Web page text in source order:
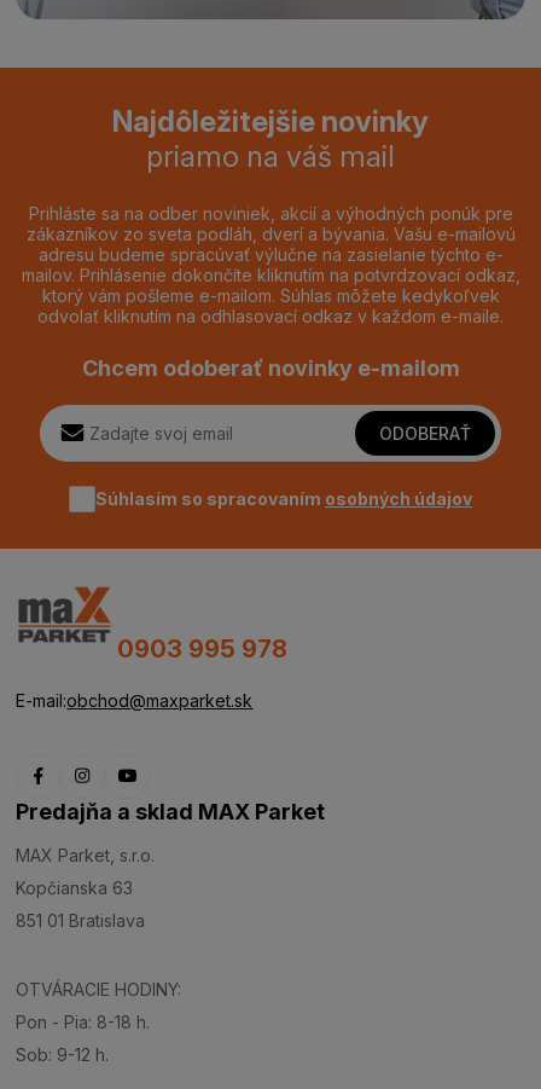
Najdôležitejšie novinky
priamo na váš mail
Prihláste sa na odber noviniek, akcií a výhodných ponúk pre
zákazníkov zo sveta podláh, dverí a bývania. Vašu e-mailovú
adresu budeme spracúvať výlučne na zasielanie týchto e-
mailov. Prihlásenie dokončíte kliknutím na potvrdzovací odkaz,
ktorý vám pošleme e-mailom. Súhlas môžete kedykoľvek
odvolať kliknutím na odhlasovací odkaz v každom e-maile.
Chcem odoberať novinky e-mailom
ODOBERAŤ
Súhlasím so spracovaním osobných údajov
0903 995 978
E-mail:obchod@maxparket.sk
Predajňa a sklad MAX Parket
MAX Parket, s.r.o.
Kopčianska 63
851 01 Bratislava
OTVÁRACIE HODINY:
Pon - Pia: 8-18 h.
Sob: 9-12 h.